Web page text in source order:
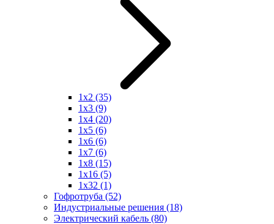
1x2 (35)
1x3 (9)
1x4 (20)
1x5 (6)
1x6 (6)
1x7 (6)
1x8 (15)
1x16 (5)
1x32 (1)
Гофротруба (52)
Индустриальные решения (18)
Электрический кабель (80)